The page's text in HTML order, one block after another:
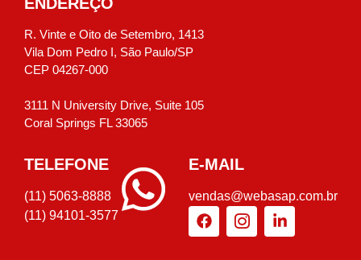
R. Vinte e Oito de Setembro, 1413
Vila Dom Pedro I, São Paulo/SP
CEP 04267-000
3111 N University Drive, Suite 105
Coral Springs FL 33065
TELEFONE
(11) 5063-8888
(11) 94101-3577
E-MAIL
vendas@webasap.com.br